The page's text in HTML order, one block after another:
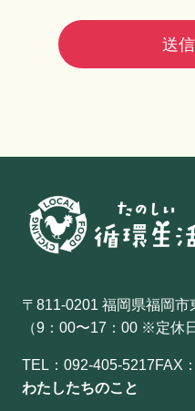
〒811-0201 福岡県福岡市
（9：00〜17：00 ※定休
TEL：092-405-5217FAX
わたしたちのこと